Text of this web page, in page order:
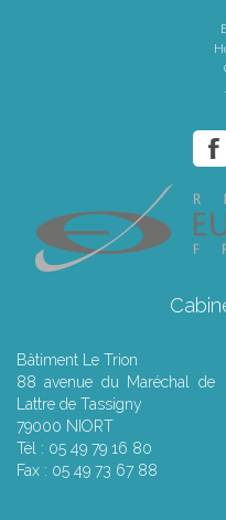
Bâtiment Le Trion
88 avenue du Maréchal de
Lattre de Tassigny
79000 NIORT
Tél : 05 49 79 16 80
Fax : 05 49 73 67 88